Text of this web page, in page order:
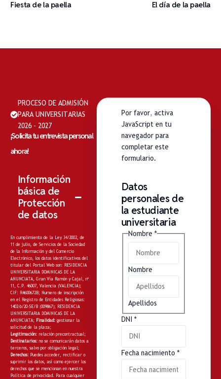
Fiesta de la paella El día de la paella
PROCESO DE ADMISIÓN
PARA UNIVERSITARIAS
2026 - 2027
¡Solicita tu entrevista personal
ahora!
Información
básica de
Protección
de datos
En cumplimiento de la Ley 34/2002, de
11 de julio, de Servicios de la Sociedad
de la Información y del Comercio
Electrónico, los datos identificativos del
titular del Portal Web son: RESIDENCIA
UNIVERSITARIA DOMINICAS DE LA
ANUNCIATA, Gran Vía Ramón y Cajal, nº
11, C.P. 46007, Valencia (VALENCIA);
CIF: R4600672B; Numero de inscripción
en el Registro de Entidades Religiosas:
1402-b/20-SE/B (009867); RESIDENCIA
UNIVERSITARIA DOMINICAS DE LA
ANUNCIATA; Finalidad: gestionar la
solicitud de la plaza;
Legitimación: relación precontractual;
Destinatarios: no se comunicarán datos a
terceros, salvo por obligación legal;
Derechos: Puedes acceder, rectificar o
suprimir los datos, así como ejercer los
derechos que se mencionan en nuestra
Política de privacidad . Para cualquier
Por favor, activa
JavaScript en tu
navegador para
completar este
formulario.
Datos
personales de
la estudiante
universitaria
Nombre *
Nombre
Apellidos
DNI *
Fecha nacimiento *